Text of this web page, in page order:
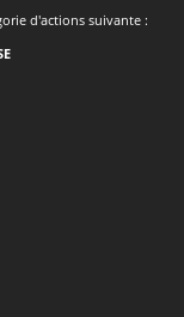
d'actions suivante :